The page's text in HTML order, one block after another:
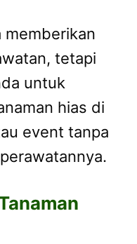
memberikan
tetapi
untuk
hias di
event tanpa